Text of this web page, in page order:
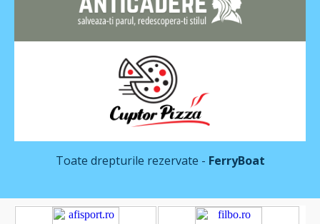
Toate drepturile rezervate - FerryBoat